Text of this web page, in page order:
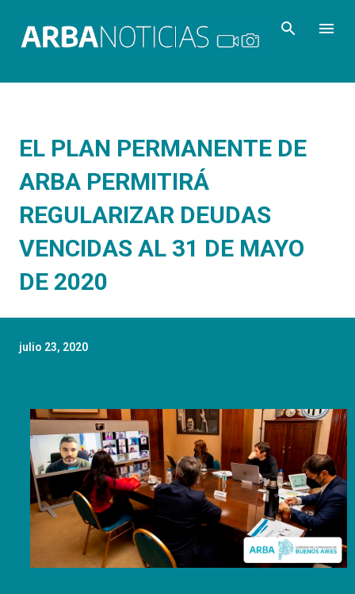
EL PLAN PERMANENTE DE
ARBA PERMITIRÁ
REGULARIZAR DEUDAS
VENCIDAS AL 31 DE MAYO
DE 2020
julio 23, 2020